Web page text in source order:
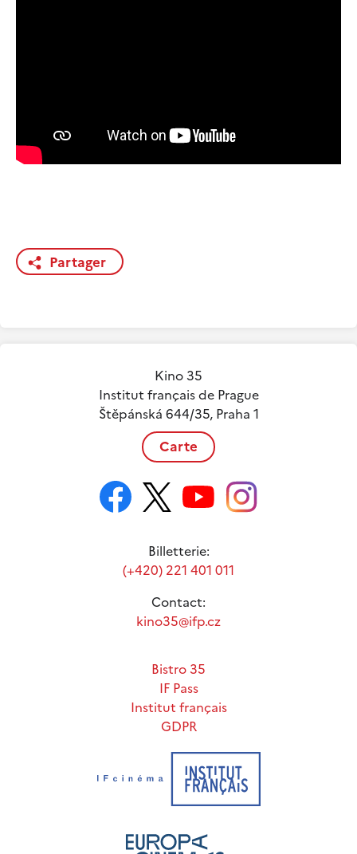
Partager
Kino 35
Institut français de Prague
Štěpánská 644/35, Praha 1
Carte
Billetterie:
(+420) 221 401 011
Contact:
kino35@ifp.cz
Bistro 35
IF Pass
Institut français
GDPR